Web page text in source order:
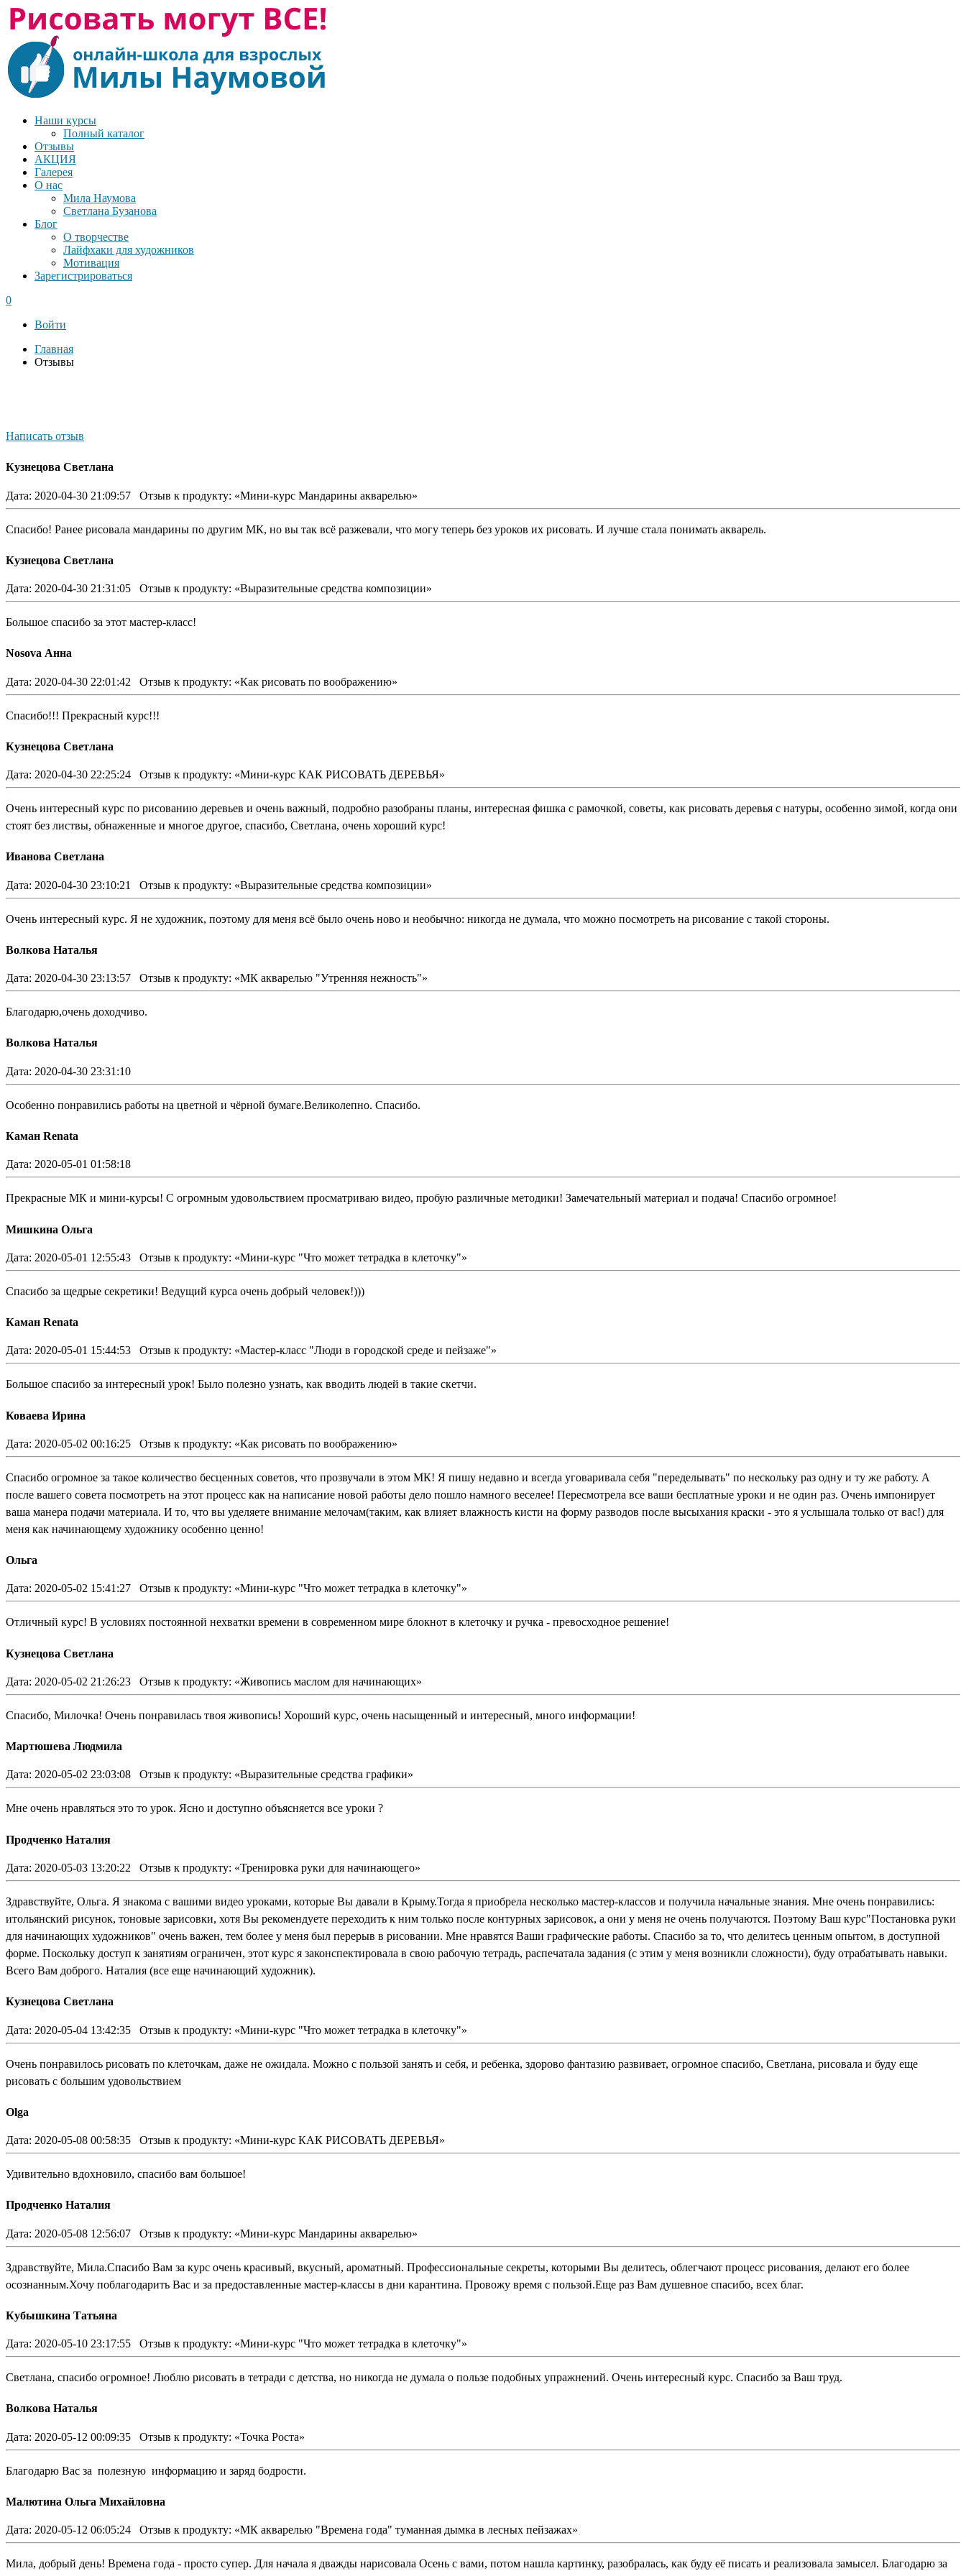
Наши курсы
Полный каталог
Отзывы
АКЦИЯ
Галерея
О нас
Мила Наумова
Светлана Бузанова
Блог
О творчестве
Лайфхаки для художников
Мотивация
Зарегистрироваться
0
Войти
Главная
Отзывы
Написать отзыв
Кузнецова Светлана
Дата: 2020-04-30 21:09:57 Отзыв к продукту: «Мини-курс Мандарины акварелью»
Спасибо! Ранее рисовала мандарины по другим МК, но вы так всё разжевали, что могу теперь без уроков их рисовать. И лучше стала понимать акварель.
Кузнецова Светлана
Дата: 2020-04-30 21:31:05 Отзыв к продукту: «Выразительные средства композиции»
Большое спасибо за этот мастер-класс!
Nosova Анна
Дата: 2020-04-30 22:01:42 Отзыв к продукту: «Как рисовать по воображению»
Спасибо!!! Прекрасный курс!!!
Кузнецова Светлана
Дата: 2020-04-30 22:25:24 Отзыв к продукту: «Мини-курс КАК РИСОВАТЬ ДЕРЕВЬЯ»
Очень интересный курс по рисованию деревьев и очень важный, подробно разобраны планы, интересная фишка с рамочкой, советы, как рисовать деревья с натуры, особенно зимой, когда они
стоят без листвы, обнаженные и многое другое, спасибо, Светлана, очень хороший курс!
Иванова Светлана
Дата: 2020-04-30 23:10:21 Отзыв к продукту: «Выразительные средства композиции»
Очень интересный курс. Я не художник, поэтому для меня всё было очень ново и необычно: никогда не думала, что можно посмотреть на рисование с такой стороны.
Волкова Наталья
Дата: 2020-04-30 23:13:57 Отзыв к продукту: «МК акварелью "Утренняя нежность"»
Благодарю,очень доходчиво.
Волкова Наталья
Дата: 2020-04-30 23:31:10
Особенно понравились работы на цветной и чёрной бумаге.Великолепно. Спасибо.
Каман Renata
Дата: 2020-05-01 01:58:18
Прекрасные МК и мини-курсы! С огромным удовольствием просматриваю видео, пробую различные методики! Замечательный материал и подача! Спасибо огромное!
Мишкина Ольга
Дата: 2020-05-01 12:55:43 Отзыв к продукту: «Мини-курс "Что может тетрадка в клеточку"»
Спасибо за щедрые секретики! Ведущий курса очень добрый человек!)))
Каман Renata
Дата: 2020-05-01 15:44:53 Отзыв к продукту: «Мастер-класс "Люди в городской среде и пейзаже"»
Большое спасибо за интересный урок! Было полезно узнать, как вводить людей в такие скетчи.
Коваева Ирина
Дата: 2020-05-02 00:16:25 Отзыв к продукту: «Как рисовать по воображению»
Спасибо огромное за такое количество бесценных советов, что прозвучали в этом МК! Я пишу недавно и всегда уговаривала себя "переделывать" по нескольку раз одну и ту же работу. А
после вашего совета посмотреть на этот процесс как на написание новой работы дело пошло намного веселее! Пересмотрела все ваши бесплатные уроки и не один раз. Очень импонирует
ваша манера подачи материала. И то, что вы уделяете внимание мелочам(таким, как влияет влажность кисти на форму разводов после высыхания краски - это я услышала только от вас!) для
меня как начинающему художнику особенно ценно!
Ольга
Дата: 2020-05-02 15:41:27 Отзыв к продукту: «Мини-курс "Что может тетрадка в клеточку"»
Отличный курс! В условиях постоянной нехватки времени в современном мире блокнот в клеточку и ручка - превосходное решение!
Кузнецова Светлана
Дата: 2020-05-02 21:26:23 Отзыв к продукту: «Живопись маслом для начинающих»
Спасибо, Милочка! Очень понравилась твоя живопись! Хороший курс, очень насыщенный и интересный, много информации!
Мартюшева Людмила
Дата: 2020-05-02 23:03:08 Отзыв к продукту: «Выразительные средства графики»
Мне очень нравляться это то урок. Ясно и доступно объясняется все уроки ?
Продченко Наталия
Дата: 2020-05-03 13:20:22 Отзыв к продукту: «Тренировка руки для начинающего»
Здравствуйте, Ольга. Я знакома с вашими видео уроками, которые Вы давали в Крыму.Тогда я приобрела несколько мастер-классов и получила начальные знания. Мне очень понравились:
итольянский рисунок, тоновые зарисовки, хотя Вы рекомендуете переходить к ним только после контурных зарисовок, а они у меня не очень получаются. Поэтому Ваш курс"Постановка руки
для начинающих художников" очень важен, тем более у меня был перерыв в рисовании. Мне нравятся Ваши графические работы. Спасибо за то, что делитесь ценным опытом, в доступной
форме. Поскольку доступ к занятиям ограничен, этот курс я законспектировала в свою рабочую тетрадь, распечатала задания (с этим у меня возникли сложности), буду отрабатывать навыки.
Всего Вам доброго. Наталия (все еще начинающий художник).
Кузнецова Светлана
Дата: 2020-05-04 13:42:35 Отзыв к продукту: «Мини-курс "Что может тетрадка в клеточку"»
Очень понравилось рисовать по клеточкам, даже не ожидала. Можно с пользой занять и себя, и ребенка, здорово фантазию развивает, огромное спасибо, Светлана, рисовала и буду еще
рисовать с большим удовольствием
Olga
Дата: 2020-05-08 00:58:35 Отзыв к продукту: «Мини-курс КАК РИСОВАТЬ ДЕРЕВЬЯ»
Удивительно вдохновило, спасибо вам большое!
Продченко Наталия
Дата: 2020-05-08 12:56:07 Отзыв к продукту: «Мини-курс Мандарины акварелью»
Здравствуйте, Мила.Спасибо Вам за курс очень красивый, вкусный, ароматный. Профессиональные секреты, которыми Вы делитесь, облегчают процесс рисования, делают его более
осознанным.Хочу поблагодарить Вас и за предоставленные мастер-классы в дни карантина. Провожу время с пользой.Еще раз Вам душевное спасибо, всех благ.
Кубышкина Татьяна
Дата: 2020-05-10 23:17:55 Отзыв к продукту: «Мини-курс "Что может тетрадка в клеточку"»
Светлана, спасибо огромное! Люблю рисовать в тетради с детства, но никогда не думала о пользе подобных упражнений. Очень интересный курс. Спасибо за Ваш труд.
Волкова Наталья
Дата: 2020-05-12 00:09:35 Отзыв к продукту: «Точка Роста»
Благодарю Вас за полезную информацию и заряд бодрости.
Малютина Ольга Михайловна
Дата: 2020-05-12 06:05:24 Отзыв к продукту: «МК акварелью "Времена года" туманная дымка в лесных пейзажах»
Мила, добрый день! Времена года - просто супер. Для начала я дважды нарисовала Осень с вами, потом нашла картинку, разобралась, как буду её писать и реализовала замысел. Благодарю за